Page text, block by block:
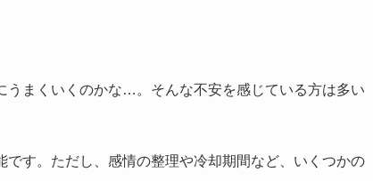
うまくいくのかな…。そんな不安を感じている方は多い
す。ただし、感情の整理や冷却期間など、いくつかの